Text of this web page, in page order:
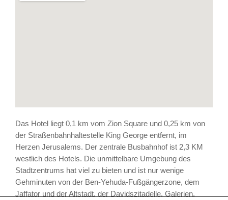
Das Hotel liegt 0,1 km vom Zion Square und 0,25 km von
der Straßenbahnhaltestelle King George entfernt, im
Herzen Jerusalems. Der zentrale Busbahnhof ist 2,3 KM
westlich des Hotels. Die unmittelbare Umgebung des
Stadtzentrums hat viel zu bieten und ist nur wenige
Gehminuten von der Ben-Yehuda-Fußgängerzone, dem
Jaffator und der Altstadt, der Davidszitadelle, Galerien,